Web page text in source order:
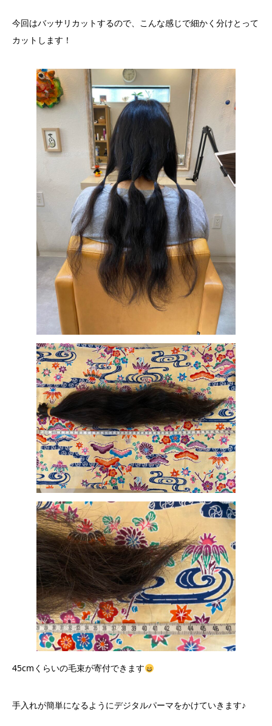
今回はバッサリカットするので、こんな感じで細かく分けとって
カットします！
45cmくらいの毛束が寄付できます
手入れが簡単になるようにデジタルパーマをかけていきます♪